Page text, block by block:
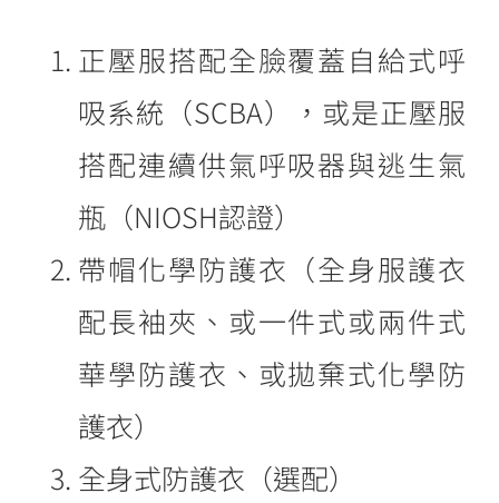
正壓服搭配全臉覆蓋自給式呼
吸系統（SCBA），或是正壓服
搭配連續供氣呼吸器與逃生氣
瓶（NIOSH認證）
帶帽化學防護衣（全身服護衣
配長袖夾、或一件式或兩件式
華學防護衣、或拋棄式化學防
護衣）
全身式防護衣（選配）